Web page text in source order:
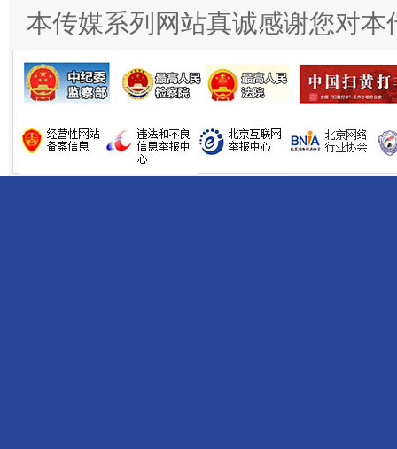
揭开“小金库”的免责幌子
本传媒系列网站真诚感谢您对